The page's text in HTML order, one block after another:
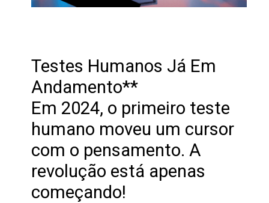
Testes Humanos Já Em
Andamento**
Em 2024, o primeiro teste
humano moveu um cursor
com o pensamento. A
revolução está apenas
começando!